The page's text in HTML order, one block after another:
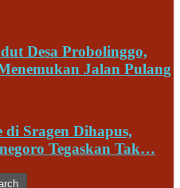
Desa Probolinggo,
Jalan Pulang
di Sragen Dihapus,
Tegaskan Tak…